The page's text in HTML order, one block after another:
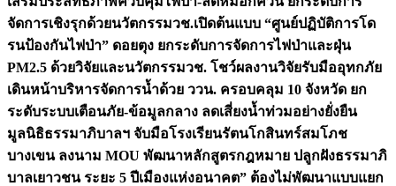
จัดการเชิงรุกด้วยนวัตกรรมวช.เปิดต้นแบบ “ศูนย์ปฏิบัติการโด
รนป้องกันไฟป่า” ดอยตุง ยกระดับการจัดการไฟป่าและฝุ่น
PM2.5 ด้วยวิจัยและนวัตกรรมวช. โชว์ผลงานวิจัยรับมืออุทกภัย
เดินหน้าบริหารจัดการน้ำด้วย ววน. ครอบคลุม 10 จังหวัด ยก
ระดับระบบเตือนภัย-ข้อมูลกลาง ลดเสี่ยงน้ำท่วมอย่างยั่งยืน
มูลนิธิธรรมาภิบาลฯ จับมือโรงเรียนรัตนโกสินทร์สมโภช
บางเขน ลงนาม MOU พัฒนาหลักสูตรกฎหมาย ปลูกฝังธรรมาภิ
บาลเยาวชน ระยะ 5 ปีเมืองแห่งอนาคต” ต้องไม่พัฒนาแบบแยก